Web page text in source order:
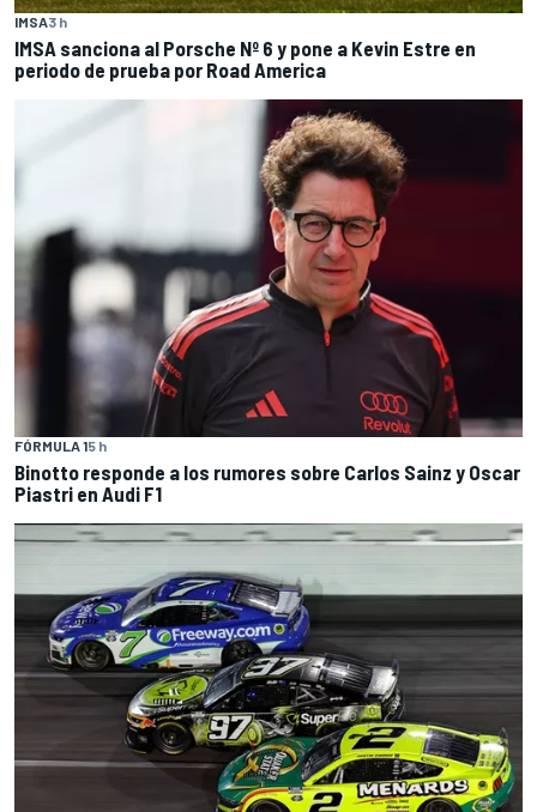
IMSA3 h
IMSA sanciona al Porsche Nº 6 y pone a Kevin Estre en
periodo de prueba por Road America
FÓRMULA 15 h
Binotto responde a los rumores sobre Carlos Sainz y Oscar
Piastri en Audi F1